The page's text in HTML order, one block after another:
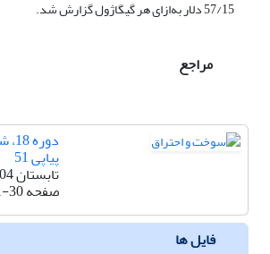
57/15 دلار به‌ازای هر گیگاژول گزارش شد.
مراجع
پیاپی 51
تابستان 1404
صفحه30
فایل ها